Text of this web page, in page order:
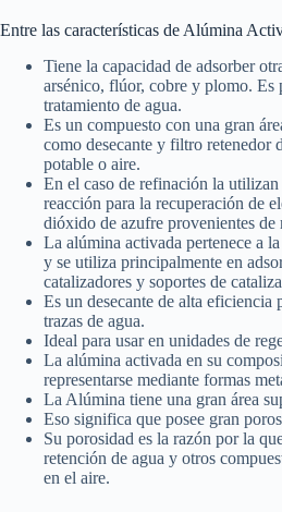
Entre las características de Alúmina
Tiene la capacidad de adsorber
arsénico, flúor, cobre y plomo. Es
tratamiento de agua.
Es un compuesto con una gran
como desecante y filtro retenedor
potable o aire.
En el caso de refinación la
reacción para la recuperación de
dióxido de azufre provenientes de
La alúmina activada pertenece a
y se utiliza principalmente en
catalizadores y soportes de
Es un desecante de alta eficiencia
trazas de agua.
Ideal para usar en unidades de
La alúmina activada en su
representarse mediante formas
La Alúmina tiene una gran área
Eso significa que posee gran
Su porosidad es la razón por la
retención de agua y otros
en el aire.